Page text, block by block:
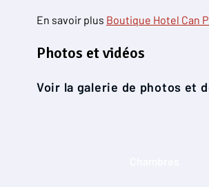
En savoir plus Boutique Hotel Can
Photos et vidéos
Voir la galerie de photos et